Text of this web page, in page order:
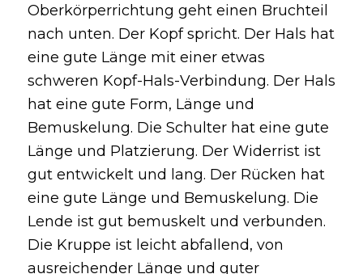
Oberkörperrichtung geht einen Bruchteil
nach unten. Der Kopf spricht. Der Hals hat
eine gute Länge mit einer etwas
schweren Kopf-Hals-Verbindung. Der Hals
hat eine gute Form, Länge und
Bemuskelung. Die Schulter hat eine gute
Länge und Platzierung. Der Widerrist ist
gut entwickelt und lang. Der Rücken hat
eine gute Länge und Bemuskelung. Die
Lende ist gut bemuskelt und verbunden.
Die Kruppe ist leicht abfallend, von
ausreichender Länge und guter